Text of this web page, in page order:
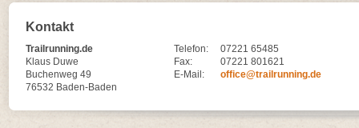
Kontakt
Trailrunning.de
Klaus Duwe
Buchenweg 49
76532 Baden-Baden
Telefon:
07221 65485
Fax:
07221 801621
E-Mail:
office@trailrunning.de